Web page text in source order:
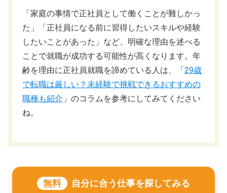
「家庭の事情で正社員として働くことが難しかっ
た」「正社員になる前に習得したいスキルや経験
したいことがあった」など、明確な理由を述べる
ことで就職が成功する可能性が高くなります。年
齢を理由に正社員就職を諦めている人は、「 29歳
で転職は厳しい？未経験で挑戦できるおすすめの
職種も紹介 」のコラムを参考にしてみてください
ね。
無料 自分に合う仕事を探してみる